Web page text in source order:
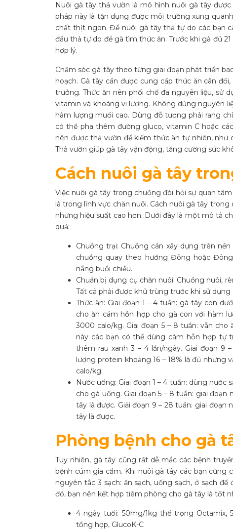
Nuôi gà tây thả vườn là mô hình nuôi gà tây
pháp này là tận dụng được môi trường xung
chất thịt ngon. Để nuôi gà tây thả tự do các bạn
đầu thả tự do để gà tìm thức ăn. Trước khi gà đủ
hợp lý.
Chăm sóc gà tây theo từng giai đoạn phát triển
hoạch. Gà tây cần được cung cấp thức ăn cân
trưởng. Thức ăn nên phối chế đa nguyên liệu, sử
vitamin và khoáng vi lượng. Không dùng nguyên
hàm lượng muối cao. Dùng đỗ tương phải rang
có thể pha thêm đường gluco, vitamin C hoặc
nên được thả vườn để kiếm thức ăn tự nhiên, như
Thả vườn giúp gà tây vận động, tăng cường sức
Cách nuôi gà tây
Việc nuôi gà tây trong chuồng đòi hỏi sự quan
là trong lĩnh vực chăn nuôi. Cách nuôi gà tây
nhưng hiệu suất cao hơn. Dưới đây là một mô tả
quả:
Chuồng trại: Chuồng cần xây dựng trên
chuồng quay theo hướng Đông hoặc
nắng buổi chiều.
Chuẩn bị dụng cụ chăn nuôi: Chuồng nuôi,
Tất cả phải được khử trùng trước khi sử dụng
Thức ăn: Giai đoạn 1 – 4 tuần: gà tây con
cho ăn cám hỗn hợp cho gà con với hàm
3000 calo/kg. Giai đoạn 5 – 8 tuần: vẫn
này các bạn có thể dùng cám hỗn hợp tự
thêm rau xanh 3 – 4 lần/ngày. Giai đoạn 9
lượng protein khoảng 16 – 18% là đủ
calo/kg.
Nước uống: Giai đoạn 1 – 4 tuần: dùng
cho gà uống. Giai đoạn 5 – 8 tuần: giai
tây là được. Giải đoạn 9 – 28 tuần: giai
tây là được.
Phòng bệnh cho gà
Tuy nhiên, gà tây cũng rất dễ mắc các bệnh
bệnh cúm gia cầm. Khi nuôi gà tây các bạn
nguyên tắc 3 sạch: ăn sạch, uống sạch, ở sạch
đó, bạn nên kết hợp tiêm phòng cho gà tây là tốt
4 ngày tuổi: 50mg/1kg thể trọng Octamix,
tổng hợp, GlucoK-C